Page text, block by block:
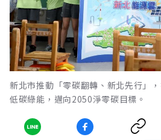
新北市推動「零碳翻轉、新北先行」
低碳綠能，邁向2050淨零碳目標。